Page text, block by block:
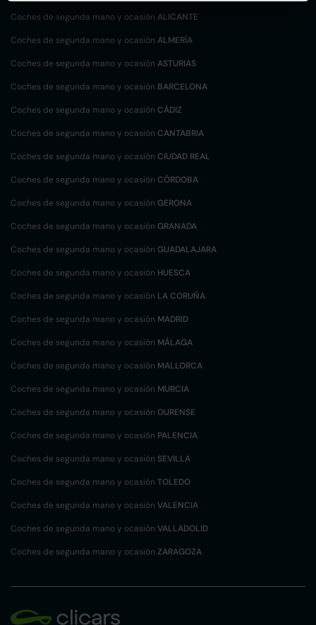
Coches de segunda mano y ocasión ALICANTE
Coches de segunda mano y ocasión ALMERÍA
Coches de segunda mano y ocasión ASTURIAS
Coches de segunda mano y ocasión BARCELONA
Coches de segunda mano y ocasión CÁDIZ
Coches de segunda mano y ocasión CANTABRIA
Coches de segunda mano y ocasión CIUDAD REAL
Coches de segunda mano y ocasión CÓRDOBA
Coches de segunda mano y ocasión GERONA
Coches de segunda mano y ocasión GRANADA
Coches de segunda mano y ocasión GUADALAJARA
Coches de segunda mano y ocasión HUESCA
Coches de segunda mano y ocasión LA CORUÑA
Coches de segunda mano y ocasión MADRID
Coches de segunda mano y ocasión MÁLAGA
Coches de segunda mano y ocasión MALLORCA
Coches de segunda mano y ocasión MURCIA
Coches de segunda mano y ocasión OURENSE
Coches de segunda mano y ocasión PALENCIA
Coches de segunda mano y ocasión SEVILLA
Coches de segunda mano y ocasión TOLEDO
Coches de segunda mano y ocasión VALENCIA
Coches de segunda mano y ocasión VALLADOLID
Coches de segunda mano y ocasión ZARAGOZA